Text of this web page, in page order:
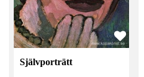
Självporträtt